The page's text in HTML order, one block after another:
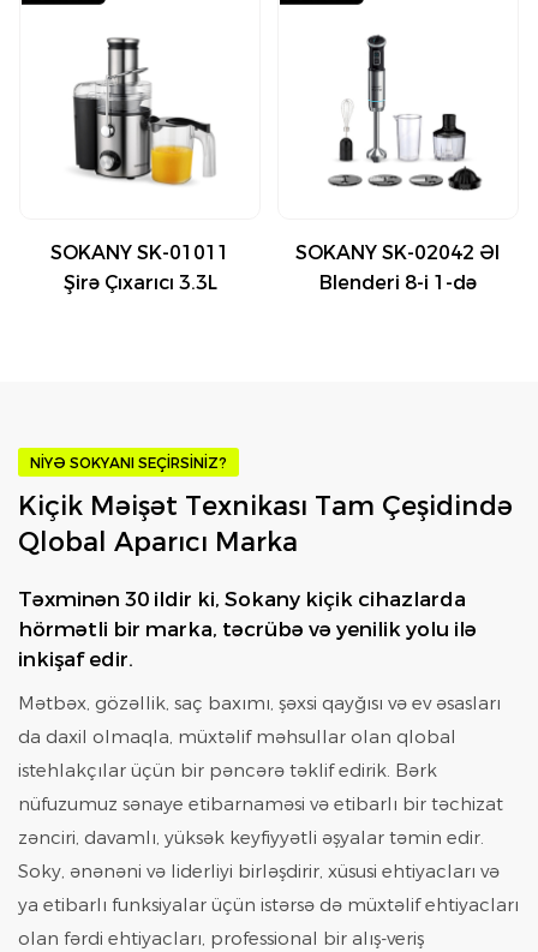
SOKANY SK-01011
Şirə Çıxarıcı 3.3L
SOKANY SK-02042 Əl
Blenderi 8-i 1-də
NIYƏ SOKYANI SEÇIRSINIZ?
Kiçik Məişət Texnikası Tam Çeşidində
Qlobal Aparıcı Marka
Təxminən 30 ildir ki, Sokany kiçik cihazlarda
hörmətli bir marka, təcrübə və yenilik yolu ilə
inkişaf edir.
Mətbəx, gözəllik, saç baxımı, şəxsi qayğısı və ev əsasları
da daxil olmaqla, müxtəlif məhsullar olan qlobal
istehlakçılar üçün bir pəncərə təklif edirik. Bərk
nüfuzumuz sənaye etibarnaməsi və etibarlı bir təchizat
zənciri, davamlı, yüksək keyfiyyətli əşyalar təmin edir.
Soky, ənənəni və liderliyi birləşdirir, xüsusi ehtiyacları və
ya etibarlı funksiyalar üçün istərsə də müxtəlif ehtiyacları
olan fərdi ehtiyacları, professional bir alış-veriş